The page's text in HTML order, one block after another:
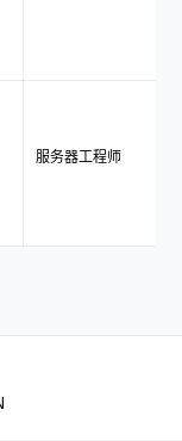
服务器工程师